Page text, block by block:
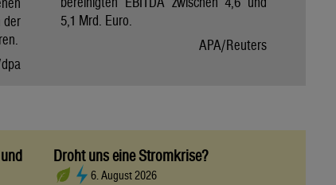
der
5,1 Mrd. Euro.
APA/Reuters
Droht uns eine Stromkrise?
6. August 2026